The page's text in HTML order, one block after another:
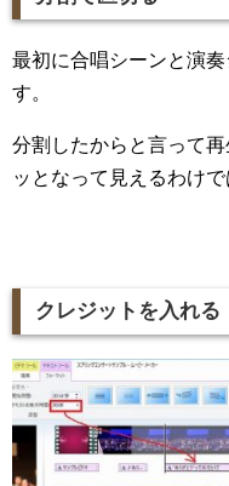
最初に合唱シーンと演
す。
分割したからと言って
ッとなって見えるわけ
クレジットを入れる